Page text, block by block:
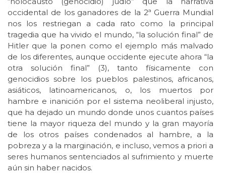
occidental de los ganadores de la 2ª Guerra Mundial
nos los restriegan a cada rato como la principal
tragedia que ha vivido el mundo, “la solución final” de
Hitler que la ponen como el ejemplo más malvado
de los diferentes, aunque occidente ejecute ahora “la
otra solución final” (3), tanto físicamente con
genocidios sobre los pueblos palestinos, africanos,
asiáticos, latinoamericanos, o, los muertos por
hambre e inanición por el sistema neoliberal injusto,
que ha dejado un mundo donde unos cuantos países
tiene la mayor riqueza del mundo y la gran mayoría
de los otros países condenados al hambre, a la
pobreza y a la marginación, e incluso, vemos a priori a
seres humanos sentenciados al sufrimiento y muerte
aún sin haber nacidos.